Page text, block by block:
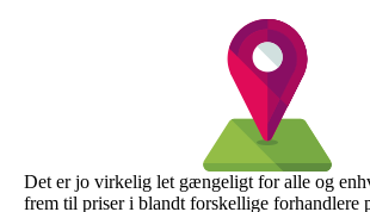
Det er jo virkelig let gængeligt for alle og
frem til priser i blandt forskellige forhandlere